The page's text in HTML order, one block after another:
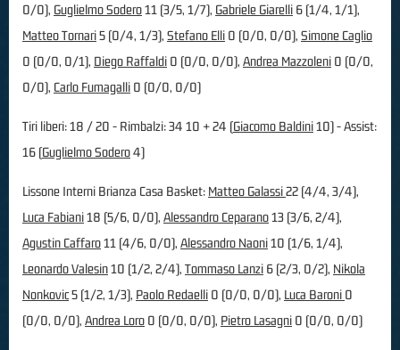
0/0), Guglielmo Sodero11 (3/5, 1/7), Gabriele Giarelli 6 (1/4, 1/1),
Matteo Tornari5 (0/4, 1/3), Stefano Elli 0 (0/0, 0/0), Simone Caglio
0 (0/0, 0/1), Diego Raffaldi 0 (0/0, 0/0), Andrea Mazzoleni 0 (0/0,
0/0), Carlo Fumagalli 0 (0/0, 0/0)
Tiri liberi: 18 / 20 - Rimbalzi: 34 10 + 24 (Giacomo Baldini10) - Assist:
16 (Guglielmo Sodero4)
Lissone Interni Brianza Casa Basket: Matteo Galassi22 (4/4, 3/4),
Luca Fabiani18 (5/6, 0/0), Alessandro Ceparano13 (3/6, 2/4),
Agustin Caffaro11 (4/6, 0/0), Alessandro Naoni10 (1/6, 1/4),
Leonardo Valesin10 (1/2, 2/4), Tommaso Lanzi 6 (2/3, 0/2), Nikola
Nonkovic5 (1/2, 1/3), Paolo Redaelli 0 (0/0, 0/0), Luca Baroni 0
(0/0, 0/0), Andrea Loro 0 (0/0, 0/0), Pietro Lasagni 0 (0/0, 0/0)